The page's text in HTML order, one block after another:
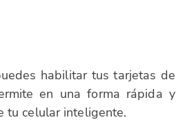
habilitar tus tarjetas de
en una forma rápida y
tu celular inteligente.